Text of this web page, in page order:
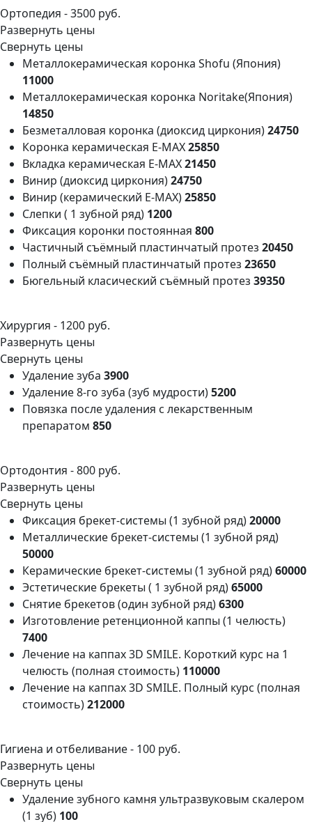
Ортопедия -3500 руб.
Развернуть цены
Свернуть цены
Металлокерамическая коронка Shofu (Япония)
11000
Металлокерамическая коронка Noritake(Япония)
14850
Безметалловая коронка (диоксид циркония)24750
Коронка керамическая E-MAX25850
Вкладка керамическая E-MAX21450
Винир (диоксид циркония)24750
Винир (керамический Е-МАХ)25850
Слепки ( 1 зубной ряд) 1200
Фиксация коронки постоянная 800
Частичный съёмный пластинчатый протез 20450
Полный съёмный пластинчатый протез 23650
Бюгельный класический съёмный протез 39350
Хирургия - 1200 руб.
Развернуть цены
Свернуть цены
Удаление зуба 3900
Удаление 8-го зуба (зуб мудрости)5200
Повязка после удаления с лекарственным
препаратом 850
Ортодонтия -800 руб.
Развернуть цены
Свернуть цены
Фиксация брекет-системы (1 зубной ряд)20000
Металлические брекет-системы (1 зубной ряд)
50000
Керамические брекет-системы (1 зубной ряд)60000
Эстетические брекеты ( 1 зубной ряд)65000
Снятие брекетов (один зубной ряд)6300
Изготовление ретенционной каппы (1 челюсть)
7400
Лечение на каппах 3D SMILE. Короткий курс на 1
челюсть (полная стоимость) 110000
Лечение на каппах 3D SMILE. Полный курс (полная
стоимость)212000
Гигиена и отбеливание - 100 руб.
Развернуть цены
Свернуть цены
Удаление зубного камня ультразвуковым скалером
(1 зуб) 100